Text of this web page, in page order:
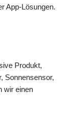
App-Lösungen.
Produkt,
Sonnensensor,
wir einen